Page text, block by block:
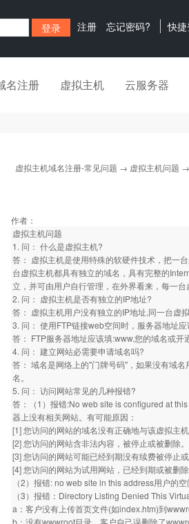
注册 忘记密码? 快
名注册 虚拟主机 云服务器
虚拟主机域名注册-常见问题 → 虚拟主机问题 →
作者：
虚拟主机问题
1. 问： 什么是虚拟主机?
答： 虚拟主机是使用特殊的软硬件技术，把一
台虚拟主机都具有独立的域名，具有完整的
立，并可由用户自行管理，在外界看来，每一台
2. 问： 虚拟主机是否有独立的IP地址?
答： 虚拟主机用户没有独立的IP地址,同一台虚
3. 问： 使用FTP链接web空间时，服务器地址
答： FTP服务器地址应该填:www.您的域名或开
4. 问： 建立网站必需要申请域名吗?
答： 域名是网络上的"门牌号码"，如果没有域
名。
5. 问： 访问网站常见的几种报错?
答：（1）报错:No web site is configured at
器上没有相关网站。有可能原因：
[1] 您访问的网站的域名没有正确地与该虚拟主
[2] 您访问的网站含非法内容，被停止或被删除。
[3] 您访问的网站可能已经到期没有续费被停止或
[4] 您访问的网站为试用网站，已经到期或被删除
（2）报错: no web site in this address用户的
（3）报错：Directory Listing Denied This
a：客户没有上传首页文件(如index.htm)到
b：没有wwwroot目录，客户自己误删除了